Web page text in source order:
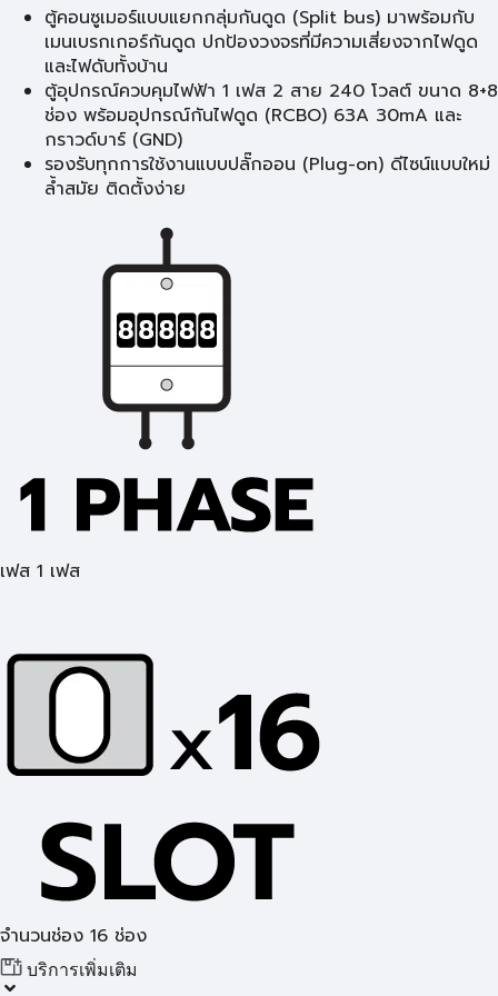
ตู้คอนซูเมอร์แบบแยกกลุ่มกันดูด (Split bus) มาพร้อมกับ
เมนเบรกเกอร์กันดูด ปกป้องวงจรที่มีความเสี่ยงจากไฟดูด
และไฟดับทั้งบ้าน
ตู้อุปกรณ์ควบคุมไฟฟ้า 1 เฟส 2 สาย 240 โวลต์ ขนาด 8+8
ช่อง พร้อมอุปกรณ์กันไฟดูด (RCBO) 63A 30mA และ
กราวด์บาร์ (GND)
รองรับทุกการใช้งานแบบปลั๊กออน (Plug-on) ดีไซน์แบบใหม่
ล้ำสมัย ติดตั้งง่าย
เฟส 1 เฟส
จำนวนช่อง 16 ช่อง
บริการเพิ่มเติม